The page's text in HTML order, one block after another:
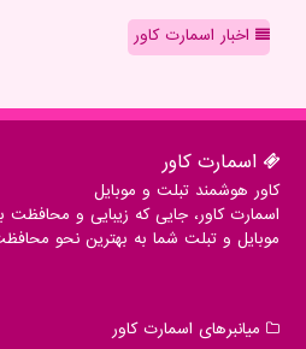
اخبار اسمارت کاور
اسمارت كاور
کاور هوشمند تبلت و موبایل
اسمارت کاور، جایی که زیبایی و محافظت
موبایل و تبلت شما به بهترین نحو
میانبرهای اسمارت كاور